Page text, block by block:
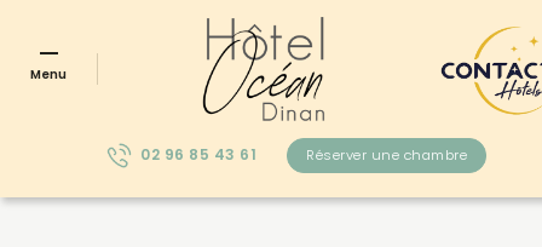
Menu
02 96 85 43 61 Réserver une chambre